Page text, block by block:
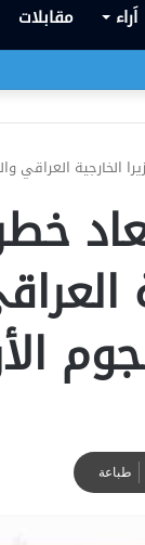
اَراء مقابلات
في تاريخه الحديث
الخارجية
طباعة